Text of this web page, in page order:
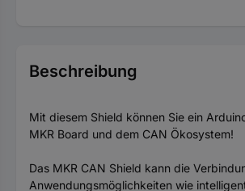
Beschreibung
Mit diesem Shield können Sie ein
MKR Board und dem CAN Ökosystem!
Das MKR CAN Shield kann die
Anwendungsmöglichkeiten wie